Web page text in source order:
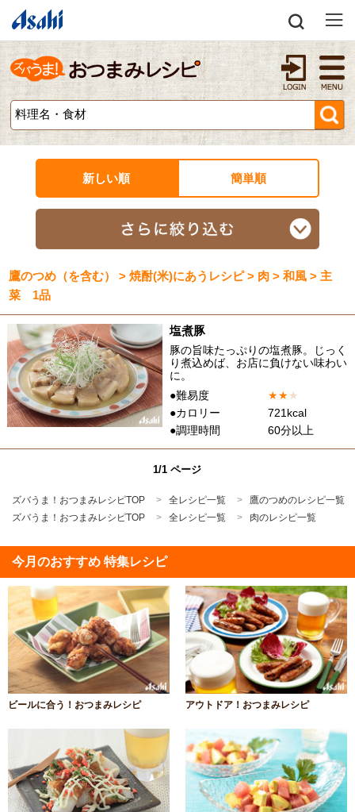
新しい順 簡単順
鷹のつめ（を含む） > 焼酎(米)にあうレシピ > 肉 > 和風 > 主
菜 1品
塩煮豚
豚の旨味たっぷりの塩煮豚。じっく
り煮込めば、お店に負けない味わい
に。
●難易度
★★★
●カロリー
721kcal
●調理時間
60分以上
1/1 ページ
ズバうま！おつまみレシピTOP 全レシピ一覧
鷹のつめのレシピ一覧
ズバうま！おつまみレシピTOP
全レシピ一覧 肉のレシピ一覧
今月のおすすめ 特集レシピ
ビールに合う！おつまみレシピ アウトドア！おつまみレシピ